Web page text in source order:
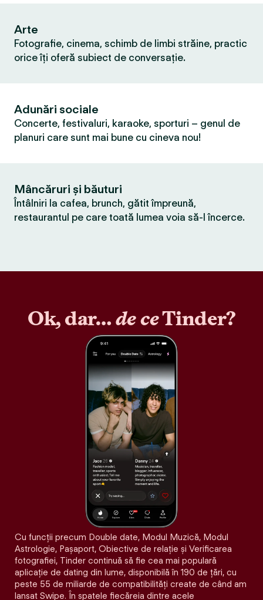
Arte
Fotografie, cinema, schimb de limbi străine, practic
orice îți oferă subiect de conversație.
Adunări sociale
Concerte, festivaluri, karaoke, sporturi – genul de
planuri care sunt mai bune cu cineva nou!
Mâncăruri și băuturi
Întâlniri la cafea, brunch, gătit împreună,
restaurantul pe care toată lumea voia să-l încerce.
Ok, dar…de ceTinder?
Cu funcții precum Double date, Modul Muzică, Modul
Astrologie, Pașaport, Obiective de relație și Verificarea
fotografiei, Tinder continuă să fie cea mai populară
aplicație de dating din lume, disponibilă în 190 de țări, cu
peste 55 de miliarde de compatibilități create de când am
lansat Swipe. În spatele fiecăreia dintre acele